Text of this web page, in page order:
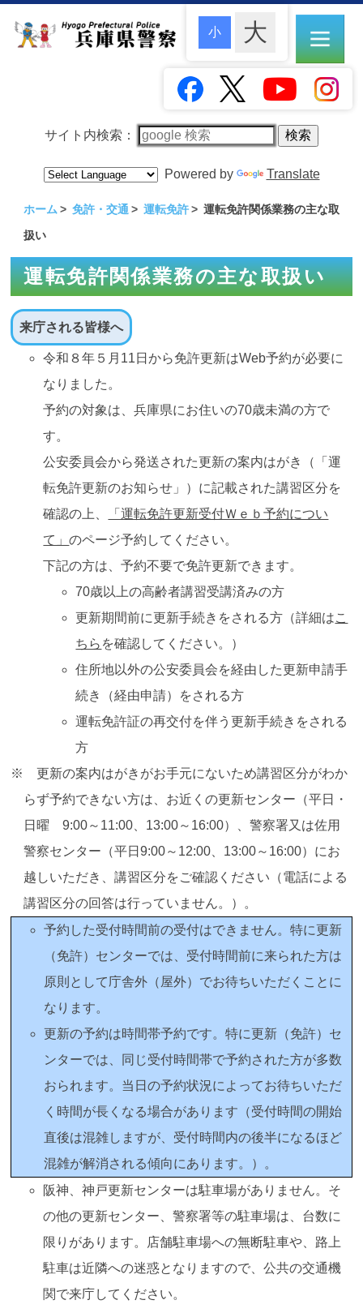
サイト内検索：
Powered by Translate
ホーム 免許・交通 運転免許
運転免許関係業務の主な取
扱い
運転免許関係業務の主な取扱い
来庁される皆様へ
令和８年５月11日から免許更新はWeb予約が必要に
なりました。
予約の対象は、兵庫県にお住いの70歳未満の方で
す。
公安委員会から発送された更新の案内はがき（「運
転免許更新のお知らせ」）に記載された講習区分を
確認の上、
「運転免許更新受付Ｗｅｂ予約につい
て」のページ予約してください。
下記の方は、予約不要で免許更新できます。
70歳以上の高齢者講習受講済みの方
更新期間前に更新手続きをされる方（詳細はこ
ちら を確認してください。）
住所地以外の公安委員会を経由した更新申請手
続き（経由申請）をされる方
運転免許証の再交付を伴う更新手続きをされる
方
※ 更新の案内はがきがお手元にないため講習区分がわか
らず予約できない方は、お近くの更新センター（平日・
日曜 9:00～11:00、13:00～16:00）、警察署又は佐用
警察センター（平日9:00～12:00、13:00～16:00）にお
越しいただき、講習区分をご確認ください（電話による
講習区分の回答は行っていません。）。
予約した受付時間前の受付はできません。特に更新
（免許）センターでは、受付時間前に来られた方は
原則として庁舎外（屋外）でお待ちいただくことに
なります。
更新の予約は時間帯予約です。特に更新（免許）セ
ンターでは、同じ受付時間帯で予約された方が多数
おられます。当日の予約状況によってお待ちいただ
く時間が長くなる場合があります（受付時間の開始
直後は混雑しますが、受付時間内の後半になるほど
混雑が解消される傾向にあります。）。
阪神、神戸更新センターは駐車場がありません。そ
の他の更新センター、警察署等の駐車場は、台数に
限りがあります。店舗駐車場への無断駐車や、路上
駐車は近隣への迷惑となりますので、公共の交通機
関で来庁してください。